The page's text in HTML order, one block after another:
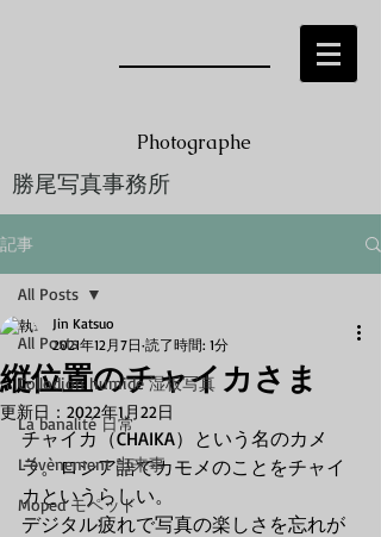
Photographe
勝尾写真事務所
Jin KATSUO
記事
All Posts
Collodion humide 湿板写真
La banalité 日常
L’évènement 出来事
Moped モペッド
All Posts
縦位置のチャイカさま
Jin Katsuo
2021年12月7日 読了時間: 1分
更新日： 2022年1月22日
チャイカ（CHAIKA）という名のカメ
ラ。ロシア語でカモメのことをチャイ
カというらしい。
デジタル疲れで写真の楽しさを忘れが